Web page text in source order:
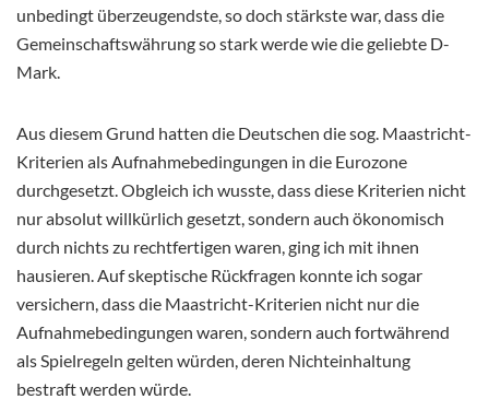
unbedingt überzeugendste, so doch stärkste war, dass die
Gemeinschaftswährung so stark werde wie die geliebte D-
Mark.
Aus diesem Grund hatten die Deutschen die sog. Maastricht-
Kriterien als Aufnahmebedingungen in die Eurozone
durchgesetzt. Obgleich ich wusste, dass diese Kriterien nicht
nur absolut willkürlich gesetzt, sondern auch ökonomisch
durch nichts zu rechtfertigen waren, ging ich mit ihnen
hausieren. Auf skeptische Rückfragen konnte ich sogar
versichern, dass die Maastricht-Kriterien nicht nur die
Aufnahmebedingungen waren, sondern auch fortwährend
als Spielregeln gelten würden, deren Nichteinhaltung
bestraft werden würde.